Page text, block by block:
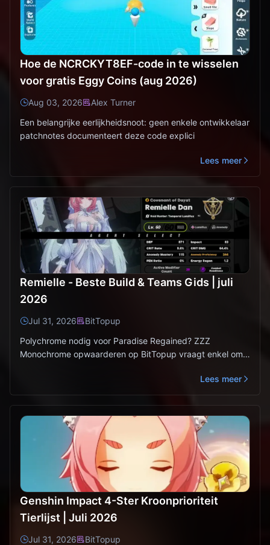
Hoe de NCRCKYT8EF-code in te wisselen
voor gratis Eggy Coins (aug 2026)
Aug 03, 2026
Alex Turner
Een belangrijke eerlijkheidsnoot: geen enkele ontwikkelaar
patchnotes documenteert deze code explici
Lees meer
Remielle - Beste Build & Teams Gids | juli
2026
Jul 31, 2026
BitTopup
Polychrome nodig voor Paradise Regained? ZZZ
Monochrome opwaarderen op BitTopup vraagt enkel om
Lees meer
Genshin Impact 4-Ster Kroonprioriteit
Tierlijst | Juli 2026
Jul 31, 2026 BitTopup